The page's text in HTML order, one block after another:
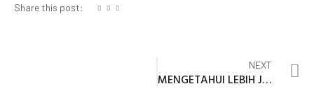
Share this post:
NEXT
MENGETAHUI LEBIH JAUH KURIKULUM MERDEKA, YUK SIMAK PENJELASANNYA BERIKUT INI!